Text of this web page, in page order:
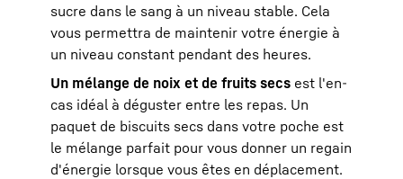
sucre dans le sang à un niveau stable. Cela
vous permettra de maintenir votre énergie à
un niveau constant pendant des heures.
Un mélange de noix et de fruits secs est l'en-
cas idéal à déguster entre les repas. Un
paquet de biscuits secs dans votre poche est
le mélange parfait pour vous donner un regain
d'énergie lorsque vous êtes en déplacement.